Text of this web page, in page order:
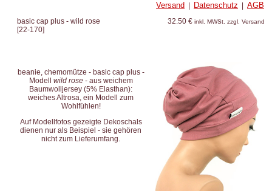
Datenschutz
Versand
Datenschutz AGB
basic cap plus - wild rose
[22-170]
32.50 € inkl. MWSt. zzgl. Versand
beanie, chemomütze - basic cap plus -
Modell wild rose- aus weichem
Baumwolljersey (5% Elasthan):
weiches Altrosa, ein Modell zum
Wohlfühlen!
Auf Modellfotos gezeigte Dekoschals
dienen nur als Beispiel - sie gehören
nicht zum Lieferumfang.